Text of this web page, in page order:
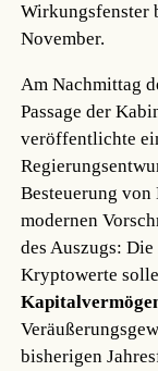
Wirkungsfenster
November.
Am Nachmittag
Passage der
veröffentlichte
Besteuerung
modernen
des Auszugs:
Kryptowerte
bisherigen